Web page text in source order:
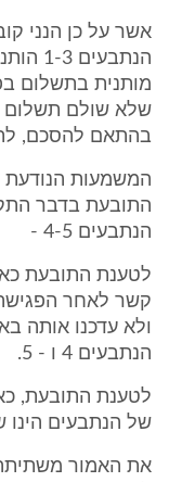
אשר על כן הנני
מותנית בתשלום
שלא שולם תשלום
בהתאם להסכם,
התובעת בדבר
הנתבעים 4-5 -
קשר לאחר
ולא עדכנו אותה
הנתבעים 4 ו - 5.
לטענת התובעת,
של הנתבעים הינו